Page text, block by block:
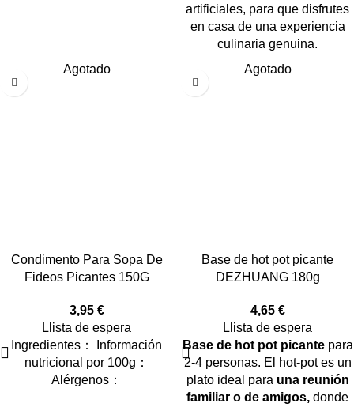
artificiales, para que disfrutes
en casa de una experiencia
culinaria genuina.
Agotado
Condimento Para Sopa De
Fideos Picantes 150G
3,95 €
Llista de espera
Ingredientes： Información
nutricional por 100g：
Alérgenos：
Agotado
Base de hot pot picante
DEZHUANG 180g
4,65 €
Llista de espera
Base de hot pot picantepara
2-4 personas. El hot-pot es un
plato ideal para una reunión
familiar o de amigos, donde